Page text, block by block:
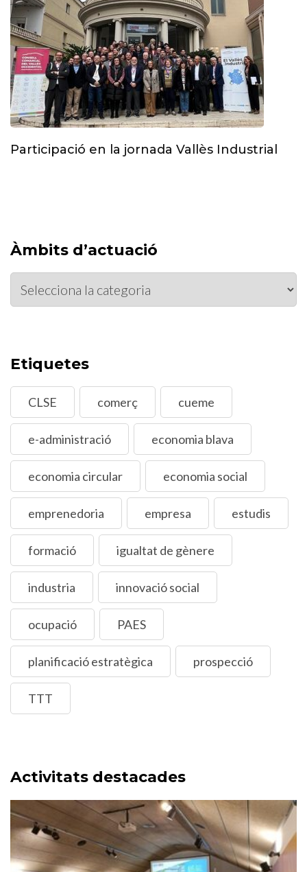
Participació en la jornada Vallès Industrial
Àmbits d’actuació
Àmbits
d’actuació
Etiquetes
CLSE comerç cueme
e-administració economia blava
economia circular economia social
emprenedoria empresa estudis
formació igualtat de gènere
industria innovació social
ocupació PAES
planificació estratègica prospecció
TTT
Activitats destacades